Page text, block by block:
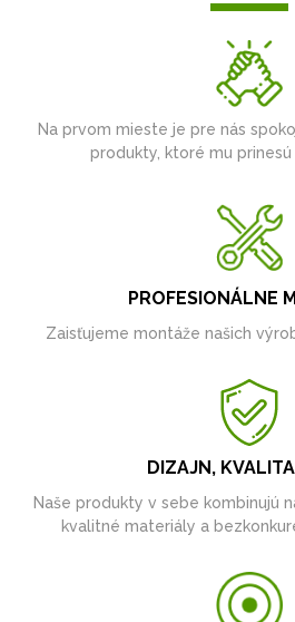
Na prvom mieste je pre nás
produkty, ktoré mu prinesú
PROFESIONÁLNE
Zaisťujeme montáže našich
DIZAJN,
Naše produkty v sebe kombinujú
kvalitné materiály a